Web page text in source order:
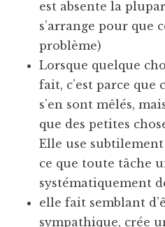
est absente la
s’arrange pour que
problème)
Lorsque quelque
fait, c’est parce que
s’en sont mêlés,
que des petites
Elle use
ce que toute tâche
systématiquement
elle fait semblant
sympathique, crée